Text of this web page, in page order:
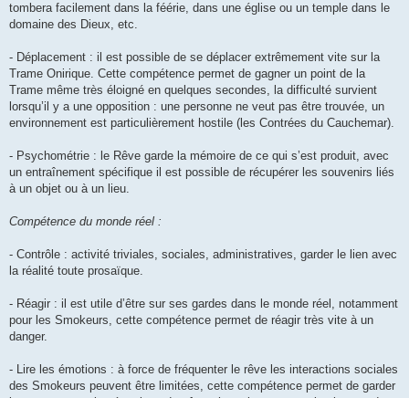
tombera facilement dans la féérie, dans une église ou un temple dans le
domaine des Dieux, etc.
- Déplacement : il est possible de se déplacer extrêmement vite sur la
Trame Onirique. Cette compétence permet de gagner un point de la
Trame même très éloigné en quelques secondes, la difficulté survient
lorsqu’il y a une opposition : une personne ne veut pas être trouvée, un
environnement est particulièrement hostile (les Contrées du Cauchemar).
- Psychométrie : le Rêve garde la mémoire de ce qui s’est produit, avec
un entraînement spécifique il est possible de récupérer les souvenirs liés
à un objet ou à un lieu.
Compétence du monde réel :
- Contrôle : activité triviales, sociales, administratives, garder le lien avec
la réalité toute prosaïque.
- Réagir : il est utile d’être sur ses gardes dans le monde réel, notamment
pour les Smokeurs, cette compétence permet de réagir très vite à un
danger.
- Lire les émotions : à force de fréquenter le rêve les interactions sociales
des Smokeurs peuvent être limitées, cette compétence permet de garder